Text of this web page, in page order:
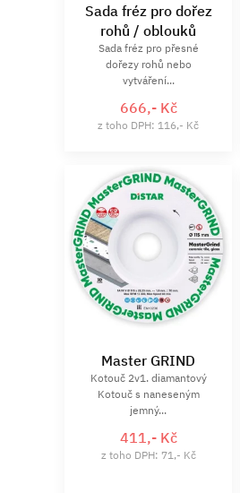
Sada fréz pro dořez
rohů / oblouků
Sada fréz pro přesné
dořezy rohů nebo
vytváření...
666,- Kč
z toho DPH: 116,- Kč
Master GRIND
Kotouč 2v1. diamantový
Kotouč s naneseným
jemný...
411,- Kč
z toho DPH: 71,- Kč